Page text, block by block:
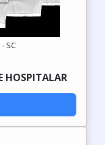
SC
HOSPITALAR